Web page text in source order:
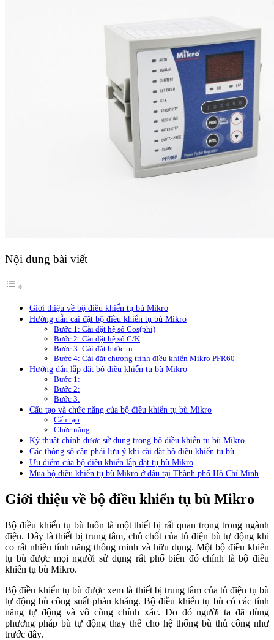
Nội dung bài viết
Giới thiệu về bộ điều khiển tụ bù Mikro
Hướng dẫn cài đặt bộ điều khiển tụ bù Mikro
Bước 1: Cài đặt hệ số Cos(phi)
Bước 2: Cài đặt hệ số C/K
Bước 3: Cài đặt bước tụ
Bước 4: Cài đặt chương trình điều khiển Mikro PFR60
Hướng dẫn lắp đặt bộ điều khiển tụ bù Mikro
Bước 1:
Bước 2:
Bước 3:
Cấu tạo và chức năng của bộ điều khiển tụ bù Mikro
Cấu tạo
Chức năng
Kỹ thuật chính được sử dụng trong bộ điều khiển tụ bù Mikro
Các thông số cần phải lưu ý khi cài đặt bộ điều khiển tụ bù
Ưu điểm của bộ điều khiển lắp đặt tụ bù Mikro
Mua bộ điều khiển tụ bù Mikro ở đâu tại Thành phố Hồ Chí Minh
Giới thiệu về bộ điều khiển tụ bù Mikro
Bộ điều khiển tụ bù luôn là một thiết bị rất quan trọng trong ngành
điện. Đây là thiết bị trung tâm, chủ chốt của tủ điện bù tự động khi
co rất nhiều tính năng thông minh và hữu dụng. Một bộ điều khiển
tụ bù được mọi người sử dụng rất phổ biến đó chính là bộ điều
khiển tụ bù Mikro.
Bộ điều khiển tụ bù được xem là thiết bị trung tâm của tủ điện tụ bù
tự động bù công suất phản kháng. Bộ điều khiển tụ bù có các tính
năng tự động và vô cùng chính xác. Do đó người ta đã dùng
phương pháp bù tự động thay thế cho hệ thống bù thủ công như
trước đây.